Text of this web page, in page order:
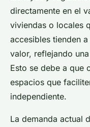
directamente en el
viviendas o locales
accesibles tienden
valor, reflejando
Esto se debe a que
espacios que
independiente.
La demanda actual